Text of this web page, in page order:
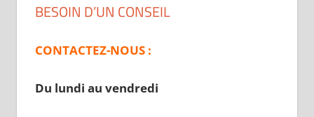
BESOIN D’UN CONSEIL
CONTACTEZ-NOUS :
Du lundi au vendredi